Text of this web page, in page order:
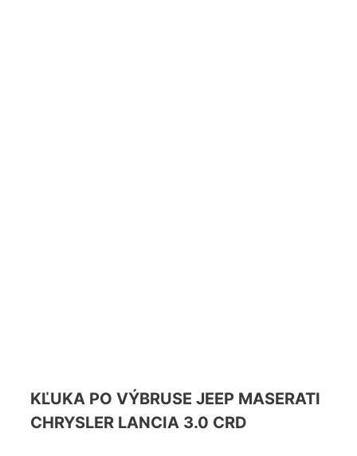
KĽUKA PO VÝBRUSE JEEP MASERATI
CHRYSLER LANCIA 3.0 CRD